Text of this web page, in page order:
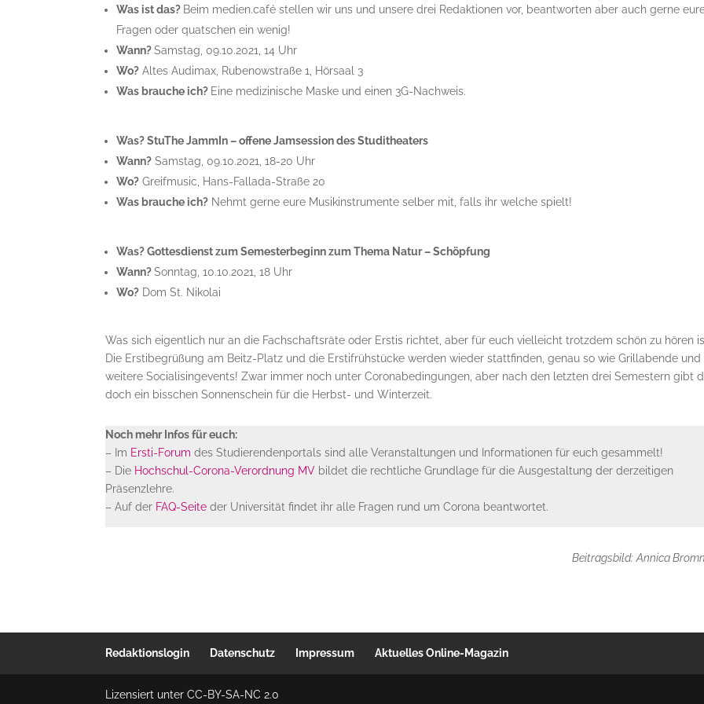
Was ist das? Beim medien.café stellen wir uns und unsere drei Redaktionen vor, beantworten aber auch gerne
Fragen oder quatschen ein wenig!
Wann?Samstag, 09.10.2021, 14 Uhr
Wo? Altes Audimax, Rubenowstraße 1, Hörsaal 3
Was brauche ich? Eine medizinische Maske und einen 3G-Nachweis.
Was? StuThe JammIn – offene Jamsession des Studitheaters
Wann? Samstag, 09.10.2021, 18-20 Uhr
Wo? Greifmusic, Hans-Fallada-Straße 20
Was brauche ich? Nehmt gerne eure Musikinstrumente selber mit, falls ihr welche spielt!
Was? Gottesdienst zum Semesterbeginn zum Thema Natur – Schöpfung
Wann?Sonntag, 10.10.2021, 18 Uhr
Wo? Dom St. Nikolai
Was sich eigentlich nur an die Fachschaftsräte oder Erstis richtet, aber für euch vielleicht trotzdem schön zu hören
Die Erstibegrüßung am Beitz-Platz und die Erstifrühstücke werden wieder stattfinden, genau so wie Grillabende und
weitere Socialisingevents! Zwar immer noch unter Coronabedingungen, aber nach den letzten drei Semestern gibt
doch ein bisschen Sonnenschein für die Herbst- und Winterzeit.
Noch mehr Infos für euch:
– Im Ersti-Forum des Studierendenportals sind alle Veranstaltungen und Informationen für euch gesammelt!
– Die Hochschul-Corona-Verordnung MV bildet die rechtliche Grundlage für die Ausgestaltung der derzeitigen
Präsenzlehre.
– Auf der FAQ-Seite der Universität findet ihr alle Fragen rund um Corona beantwortet.
Beitragsbild: Annica
Redaktionslogin Datenschutz Impressum Aktuelles Online-Magazin
Lizensiert unter CC-BY-SA-NC 2.0